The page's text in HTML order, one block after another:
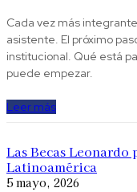
Cada vez más
asistente. El próximo
institucional. Qué está
puede empezar.
Leer más
Las Becas
Latinoamérica
5 mayo, 2026